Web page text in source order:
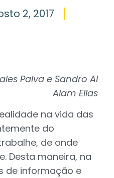
2, 2017
Paiva e Sandro Al
Alam Elias
na vida das
do
de onde
Desta maneira, na
de informação e